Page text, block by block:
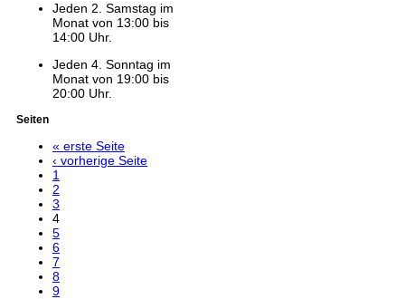
Jeden 2. Samstag im
Monat von 13:00 bis
14:00 Uhr.
Jeden 4. Sonntag im
Monat von 19:00 bis
20:00 Uhr.
Seiten
« erste Seite
‹ vorherige Seite
1
2
3
4
5
6
7
8
9